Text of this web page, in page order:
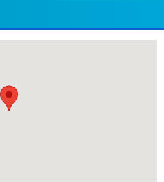
集部の調査／ユーザーへの口コミ収集な
行っています。